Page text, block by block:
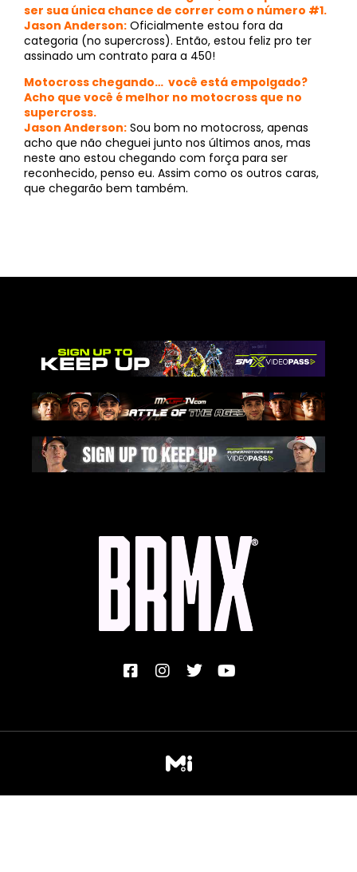
ser sua única chance de correr com o número #1.
Jason Anderson: Oficialmente estou fora da
categoria (no supercross). Então, estou feliz pro ter
assinado um contrato para a 450!
Motocross chegando… você está empolgado?
Acho que você é melhor no motocross que no
supercross.
Jason Anderson: Sou bom no motocross, apenas
acho que não cheguei junto nos últimos anos, mas
neste ano estou chegando com força para ser
reconhecido, penso eu. Assim como os outros caras,
que chegarão bem também.